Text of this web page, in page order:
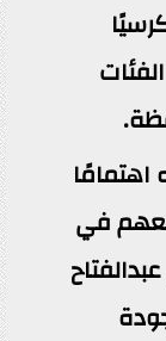
سلم رئيس الوزراء 22 كرسيًا
اهتمامًا
في